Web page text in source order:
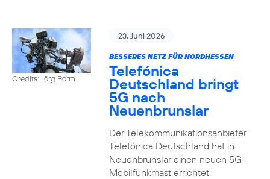
Credits: Jörg Borm
23. Juni 2026
BESSERES NETZ FÜR NORDHESSEN
Telefónica
Deutschland bringt
5G nach
Neuenbrunslar
Der Telekommunikationsanbieter
Telefónica Deutschland hat in
Neuenbrunslar einen neuen 5G-
Mobilfunkmast errichtet